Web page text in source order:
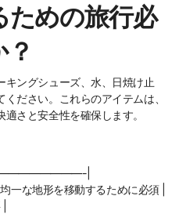
ための旅行必
ングシューズ、水、日焼け止
ださい。これらのアイテムは、
さと安全性を確保します。
|
一な地形を移動するために必須 |